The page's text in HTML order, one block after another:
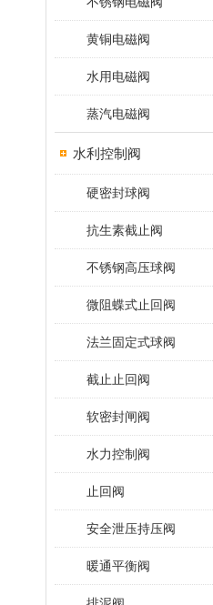
黄铜电磁阀
水用电磁阀
蒸汽电磁阀
水利控制阀
硬密封球阀
抗生素截止阀
不锈钢高压球阀
微阻蝶式止回阀
法兰固定式球阀
截止止回阀
软密封闸阀
水力控制阀
止回阀
安全泄压持压阀
暖通平衡阀